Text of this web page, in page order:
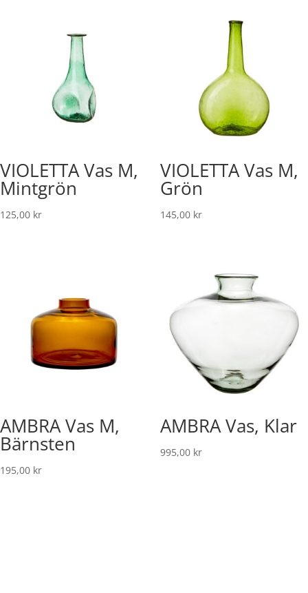
VIOLETTA Vas M,
Mintgrön
125,00 kr
VIOLETTA Vas M,
Grön
145,00 kr
AMBRA Vas M,
Bärnsten
195,00 kr
AMBRA Vas, Klar
995,00 kr